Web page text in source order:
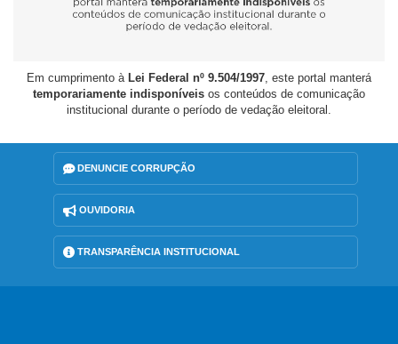
Em cumprimento à Lei Federal nº 9.504/1997, este portal manterá
temporariamente indisponíveis os conteúdos de comunicação
institucional durante o período de vedação eleitoral.
DENUNCIE CORRUPÇÃO
OUVIDORIA
TRANSPARÊNCIA INSTITUCIONAL